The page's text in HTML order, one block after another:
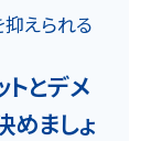
えられる
とデメ
めましょ